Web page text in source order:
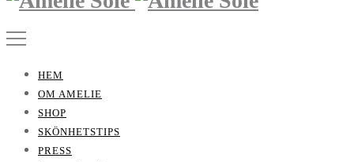
HEM
OM AMELIE
SHOP
SKÖNHETSTIPS
PRESS